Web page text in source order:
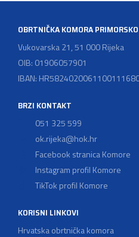
OBRTNIČKA KOMORA
Vukovarska 21, 51 000 Rijeka
OIB: 01906057901
IBAN:
BRZI KONTAKT
051 325 599
ok.rijeka@hok.hr
Facebook stranica Komore
Instagram profil Komore
TikTok profil Komore
KORISNI LINKOVI
Hrvatska obrtnička komora